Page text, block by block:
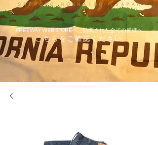
ＳＡＰＰＯＲＯ ＨＯＫＫＡＩＤＯ ，ＪＡＰＡＮ
FREEWAY WEB STOREへご訪問された全ての皆様へ
こちらをご確認ください